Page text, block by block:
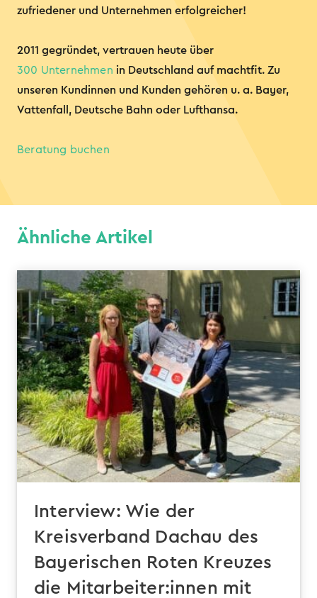
zufriedener und Unternehmen erfolgreicher!
2011 gegründet, vertrauen heute über
300 Unternehmen in Deutschland auf machtfit. Zu
unseren Kundinnen und Kunden gehören u. a. Bayer,
Vattenfall, Deutsche Bahn oder Lufthansa.
Beratung buchen
Ähnliche Artikel
Interview: Wie der
Kreisverband Dachau des
Bayerischen Roten Kreuzes
die Mitarbeiter:innen mit